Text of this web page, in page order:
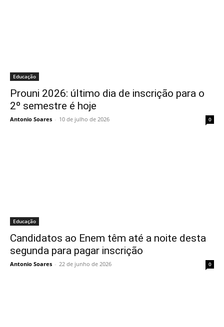
Educação
Prouni 2026: último dia de inscrição para o
2º semestre é hoje
Antonio Soares - 10 de julho de 2026 0
Educação
Candidatos ao Enem têm até a noite desta
segunda para pagar inscrição
Antonio Soares - 22 de junho de 2026 0